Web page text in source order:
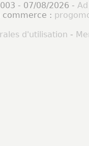
- 07/08/2026 -
commerce :
d'utilisation -